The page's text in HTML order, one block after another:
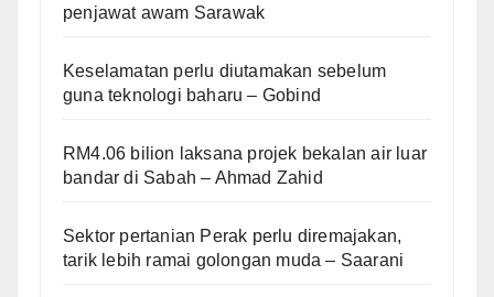
penjawat awam Sarawak
Keselamatan perlu diutamakan sebelum
guna teknologi baharu – Gobind
RM4.06 bilion laksana projek bekalan air luar
bandar di Sabah – Ahmad Zahid
Sektor pertanian Perak perlu diremajakan,
tarik lebih ramai golongan muda – Saarani